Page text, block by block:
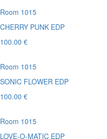
Room 1015
CHERRY PUNK EDP
100.00 €
Room 1015
SONIC FLOWER EDP
100.00 €
Room 1015
LOVE-O-MATIC EDP